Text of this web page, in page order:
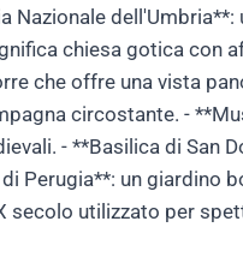
Nazionale
chiesa gotica con
che offre una vista
circostante. -
- **Basilica di San
Perugia**: un giardino
secolo utilizzato per